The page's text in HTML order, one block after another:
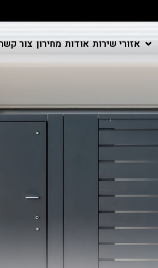
אזורי שירות אודות מחירון צור